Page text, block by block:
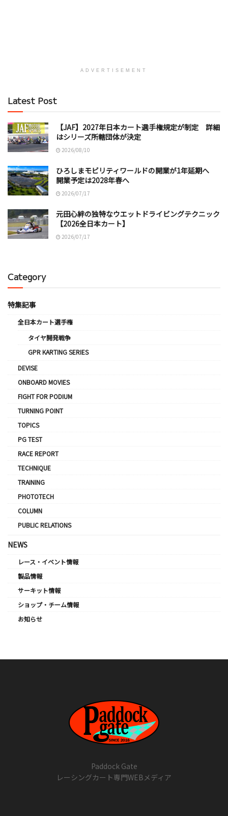
ADVERTISEMENT
Latest Post
【JAF】2027年日本カート選手権規定が制定 詳細
はシリーズ所轄団体が決定
2026/08/10
ひろしまモビリティワールドの開業が1年延期へ
開業予定は2028年春へ
2026/07/17
元田心絆の独特なウエットドライビングテクニック
【2026全日本カート】
2026/07/17
Category
特集記事
全日本カート選手権
タイヤ開発戦争
GPR KARTING SERIES
DEVISE
ONBOARD MOVIES
FIGHT FOR PODIUM
TURNING POINT
TOPICS
PG TEST
RACE REPORT
TECHNIQUE
TRAINING
PHOTOTECH
COLUMN
PUBLIC RELATIONS
NEWS
レース・イベント情報
製品情報
サーキット情報
ショップ・チーム情報
お知らせ
Paddock Gate
レーシングカート専門WEBメディア